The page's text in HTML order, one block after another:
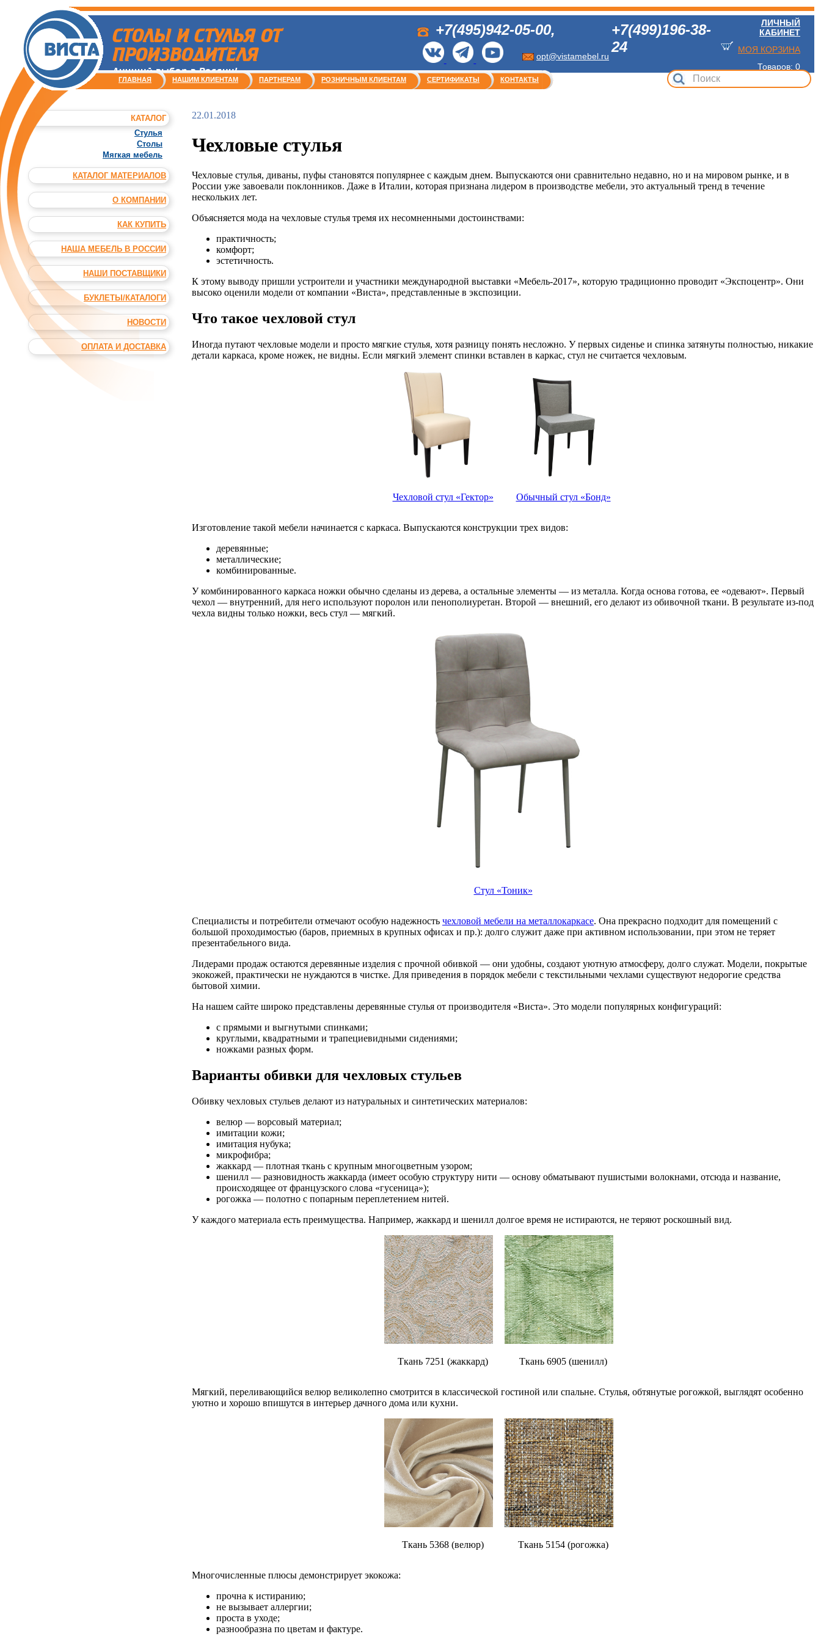
СТОЛЫ И СТУЛЬЯ ОТ
ПРОИЗВОДИТЕЛЯ
Лучший выбор в России!
+7(495)942-05-00,
opt@vistamebel.ru
+7(499)196-38-
24
ЛИЧНЫЙ
КАБИНЕТ
МОЯ КОРЗИНА
Товаров: 0
ГЛАВНАЯ НАШИМ КЛИЕНТАМ ПАРТНЕРАМ РОЗНИЧНЫМ КЛИЕНТАМ СЕРТИФИКАТЫ КОНТАКТЫ
КАТАЛОГ
Стулья
Столы
Мягкая мебель
КАТАЛОГ МАТЕРИАЛОВ
О КОМПАНИИ
КАК КУПИТЬ
НАША МЕБЕЛЬ В РОССИИ
НАШИ ПОСТАВЩИКИ
БУКЛЕТЫ/КАТАЛОГИ
НОВОСТИ
ОПЛАТА И ДОСТАВКА
22.01.2018
Чехловые стулья
Чехловые стулья, диваны, пуфы становятся популярнее с каждым днем. Выпускаются они сравнительно недавно, но и на мировом рынке, и в
России уже завоевали поклонников. Даже в Италии, которая признана лидером в производстве мебели, это актуальный тренд в течение
нескольких лет.
Объясняется мода на чехловые стулья тремя их несомненными достоинствами:
практичность;
комфорт;
эстетичность.
К этому выводу пришли устроители и участники международной выставки «Мебель-2017», которую традиционно проводит «Экспоцентр». Они
высоко оценили модели от компании «Виста», представленные в экспозиции.
Что такое чехловой стул
Иногда путают чехловые модели и просто мягкие стулья, хотя разницу понять несложно. У первых сиденье и спинка затянуты полностью, никакие
детали каркаса, кроме ножек, не видны. Если мягкий элемент спинки вставлен в каркас, стул не считается чехловым.
Чехловой стул «Гектор» Обычный стул «Бонд»
Изготовление такой мебели начинается с каркаса. Выпускаются конструкции трех видов:
деревянные;
металлические;
комбинированные.
У комбинированного каркаса ножки обычно сделаны из дерева, а остальные элементы — из металла. Когда основа готова, ее «одевают». Первый
чехол — внутренний, для него используют поролон или пенополиуретан. Второй — внешний, его делают из обивочной ткани. В результате из-под
чехла видны только ножки, весь стул — мягкий.
Стул «Тоник»
Специалисты и потребители отмечают особую надежность чехловой мебели на металлокаркасе. Она прекрасно подходит для помещений с
большой проходимостью (баров, приемных в крупных офисах и пр.): долго служит даже при активном использовании, при этом не теряет
презентабельного вида.
Лидерами продаж остаются деревянные изделия с прочной обивкой — они удобны, создают уютную атмосферу, долго служат. Модели, покрытые
экокожей, практически не нуждаются в чистке. Для приведения в порядок мебели с текстильными чехлами существуют недорогие средства
бытовой химии.
На нашем сайте широко представлены деревянные стулья от производителя «Виста». Это модели популярных конфигураций:
с прямыми и выгнутыми спинками;
круглыми, квадратными и трапециевидными сидениями;
ножками разных форм.
Варианты обивки для чехловых стульев
Обивку чехловых стульев делают из натуральных и синтетических материалов:
велюр — ворсовый материал;
имитации кожи;
имитация нубука;
микрофибра;
жаккард — плотная ткань с крупным многоцветным узором;
шенилл — разновидность жаккарда (имеет особую структуру нити — основу обматывают пушистыми волокнами, отсюда и название,
происходящее от французского слова «гусеница»);
рогожка — полотно с попарным переплетением нитей.
У каждого материала есть преимущества. Например, жаккард и шенилл долгое время не истираются, не теряют роскошный вид.
Ткань 7251 (жаккард) Ткань 6905 (шенилл)
Мягкий, переливающийся велюр великолепно смотрится в классической гостиной или спальне. Стулья, обтянутые рогожкой, выглядят особенно
уютно и хорошо впишутся в интерьер дачного дома или кухни.
Ткань 5368 (велюр) Ткань 5154 (рогожка)
Многочисленные плюсы демонстрирует экокожа:
прочна к истиранию;
не вызывает аллергии;
проста в уходе;
разнообразна по цветам и фактуре.